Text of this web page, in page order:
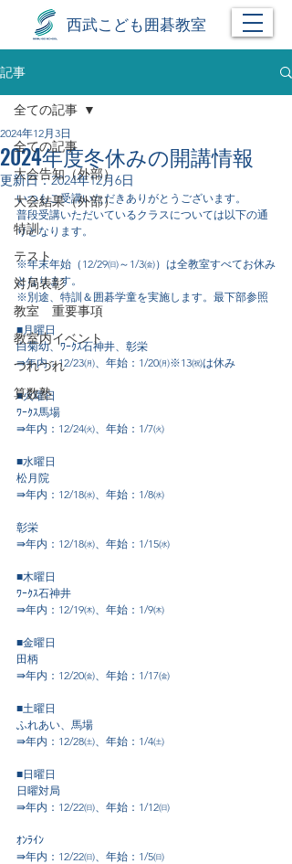
西武こども囲碁教室
記事
全ての記事
大会告知（外部）
大会結果（外部）
特訓
テスト
対局表彰
教室 重要事項
教室内イベント
つれづれ
算数塾
全ての記事
2024年度冬休みの開講情報
2024年12月3日
更新日：2024年12月6日
いつもご受講いただきありがとうございます。
普段受講いただいているクラスについては以下の通
りとなります。
※年末年始（12/29㈰～1/3㈮）は全教室すべてお休み
となります。
※別途、特訓＆囲碁学童を実施します。最下部参照
■月曜日
白菊幼、ﾜｰｸｽ石神井、彰栄
⇛年内：12/23㈪、年始：1/20㈪※13㈷は休み
■火曜日
ﾜｰｸｽ馬場
⇛年内：12/24㈫、年始：1/7㈫
■水曜日
松月院
⇛年内：12/18㈬、年始：1/8㈬
彰栄
⇛年内：12/18㈬、年始：1/15㈬
■木曜日
ﾜｰｸｽ石神井
⇛年内：12/19㈭、年始：1/9㈭
■金曜日
田柄
⇛年内：12/20㈮、年始：1/17㈮
■土曜日
ふれあい、馬場
⇛年内：12/28㈯、年始：1/4㈯
■日曜日
日曜対局
⇛年内：12/22㈰、年始：1/12㈰
ｵﾝﾗｲﾝ
⇛年内：12/22㈰、年始：1/5㈰